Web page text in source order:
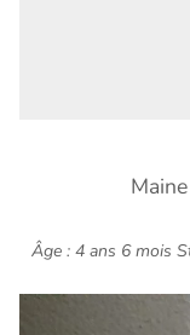
Âge : 4 ans 6 mois